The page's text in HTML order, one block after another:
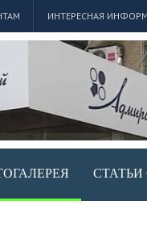
ИНТЕРЕСНАЯ
СТАТЬИ